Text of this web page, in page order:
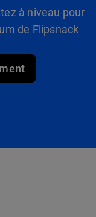
à niveau pour
de Flipsnack